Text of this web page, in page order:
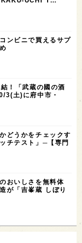
ンビニで買えるサプ
！「武蔵の國の酒
3(土)に府中市・
どうかをチェックす
チテスト」─【専門
おいしさを無料体
が「吉峯蔵 しぼり